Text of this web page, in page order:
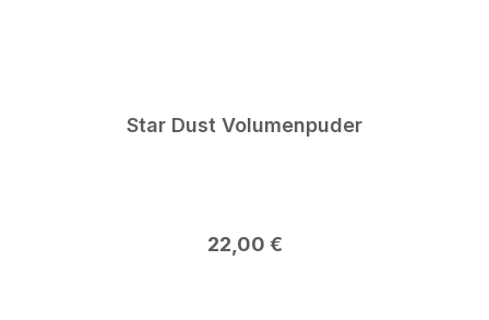
Star Dust Volumenpuder
Regulärer Preis:
22,00 €